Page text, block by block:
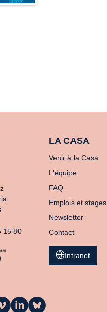
15 80
LA CASA
Venir à la Casa
L'équipe
FAQ
Emplois et stages
Newsletter
Contact
Intranet
La La